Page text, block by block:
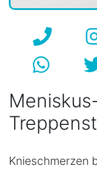
Knieschmerzen